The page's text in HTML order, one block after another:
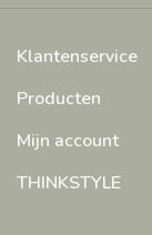
Klantenservice
Producten
Mijn account
THINKSTYLE